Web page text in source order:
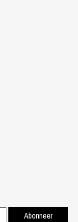
Abonneer